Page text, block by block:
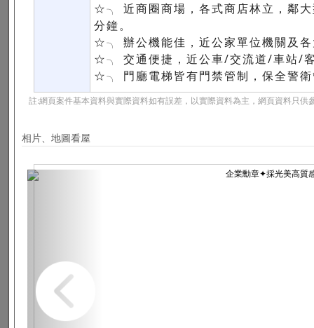
☆╮ 近商圈商場，各式商店林立，鄰
分鐘。
☆╮ 辦公機能佳，近公家單位機關及
☆╮ 交通便捷，近公車/交流道/車站/
☆╮ 門廳電梯皆有門禁管制，保全警
註:網頁案件基本資料與實際資料如有誤差，以實際資料為主，網頁資料只供
相片、地圖看屋